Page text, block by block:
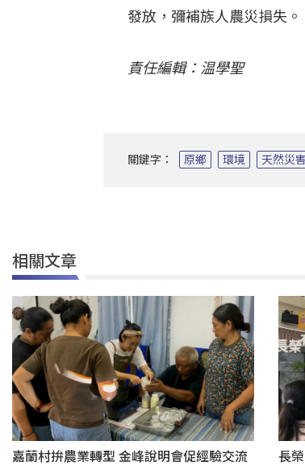
發放，彌補族人農災損失。
責任編輯：温學聖
關鍵字： 原鄉 環境 天然災
相關文章
嘉蘭村拚農業轉型 金峰說明會促經驗交流 長